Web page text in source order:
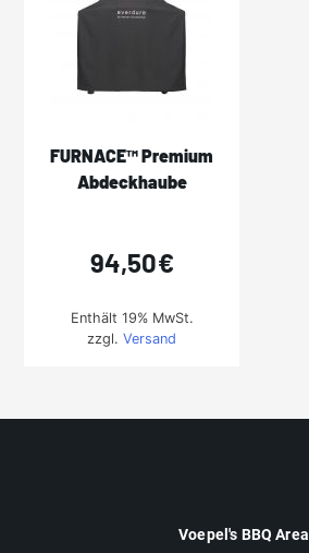
FURNACE™ Premium
Abdeckhaube
94,50€
Enthält 19% MwSt.
zzgl.Versand
Voepel's BBQ Area